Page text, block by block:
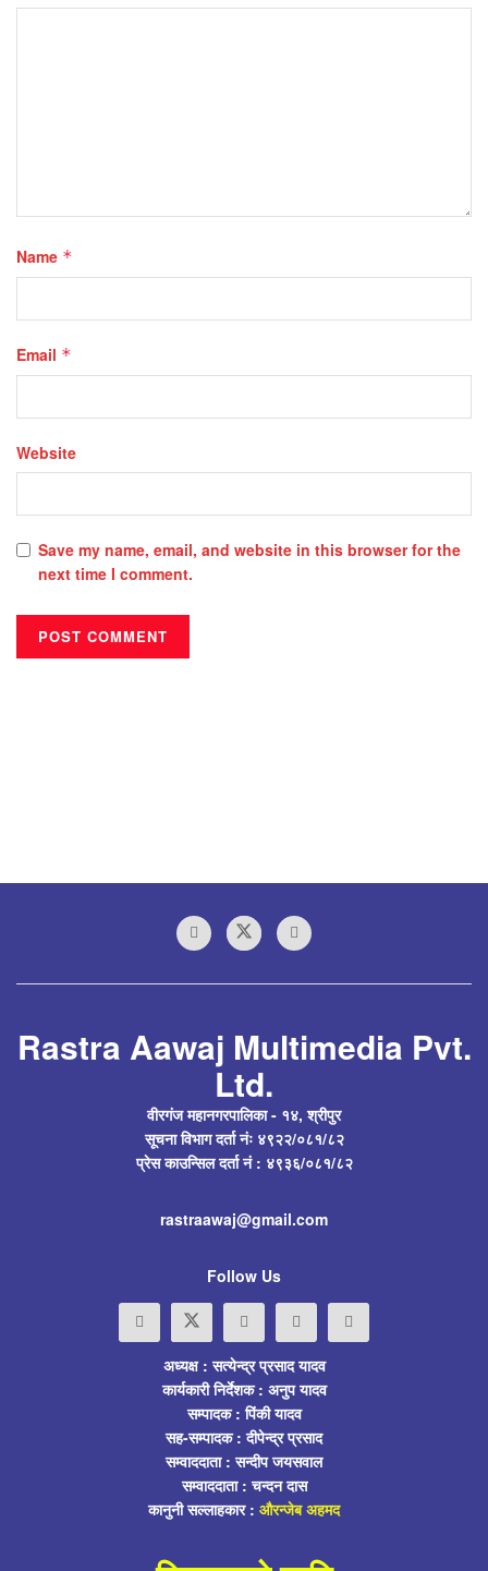
Name *
Email *
Website
Save my name, email, and website in this browser for the
next time I comment.
Rastra Aawaj Multimedia Pvt.
Ltd.
वीरगंज महानगरपालिका - १४, श्रीपुर
सूचना विभाग दर्ता नंः ४९२२/०८१/८२
प्रेस काउन्सिल दर्ता नं : ४९३६/०८१/८२
rastraawaj@gmail.com
Follow Us
अध्यक्ष : सत्येन्द्र प्रसाद यादव
कार्यकारी निर्देशक : अनुप यादव
सम्पादक : पिंकी यादव
सह-सम्पादक : दीपेन्द्र प्रसाद
सम्वाददाता : सन्दीप जयसवाल
सम्वाददाता : चन्दन दास
कानुनी सल्लाहकार : औरन्जेब अहमद